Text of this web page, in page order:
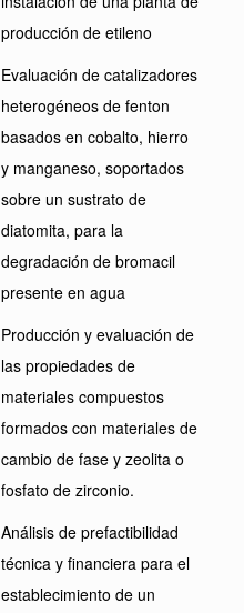
producción de etileno
Evaluación de catalizadores
heterogéneos de fenton
basados en cobalto, hierro
y manganeso, soportados
sobre un sustrato de
diatomita, para la
degradación de bromacil
presente en agua
Producción y evaluación de
las propiedades de
materiales compuestos
formados con materiales de
cambio de fase y zeolita o
fosfato de zirconio.
Análisis de prefactibilidad
técnica y financiera para el
establecimiento de un